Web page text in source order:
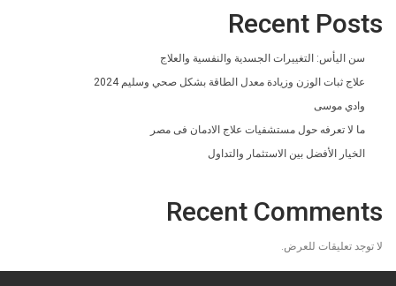
Recent Posts
سن اليأس: التغييرات الجسدية والنفسية والعلاج
علاج ثبات الوزن وزيادة معدل الطاقة بشكل صحي وسليم 2024
وادي موسى
ما لا تعرفه حول مستشفيات علاج الادمان فى مصر
الخيار الأفضل بين الاستثمار والتداول
Recent Comments
لا توجد تعليقات للعرض.